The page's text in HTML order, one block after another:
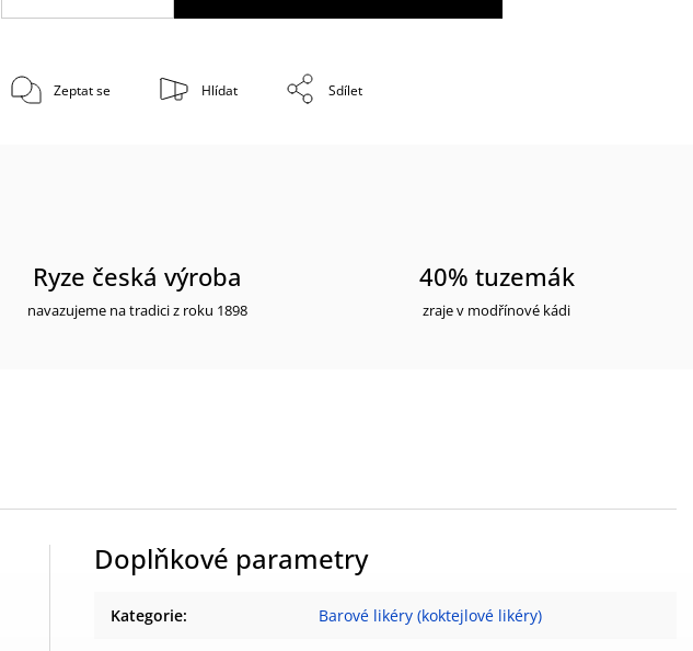
Zeptat se Hlídat Sdílet
Ryze česká výroba
navazujeme na tradici z roku 1898
40% tuzemák
zraje v modřínové kádi
Doplňkové parametry
Kategorie: Barové likéry (koktejlové likéry)